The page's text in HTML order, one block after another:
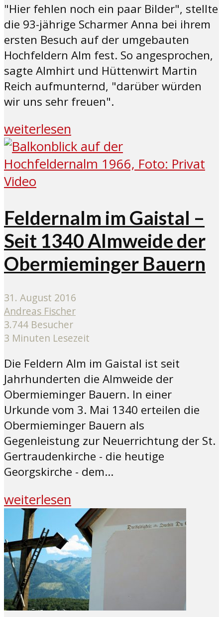
"Hier fehlen noch ein paar Bilder", stellte
die 93-jährige Scharmer Anna bei ihrem
ersten Besuch auf der umgebauten
Hochfeldern Alm fest. So angesprochen,
sagte Almhirt und Hüttenwirt Martin
Reich aufmunternd, "darüber würden
wir uns sehr freuen".
weiterlesen
Video
Feldernalm im Gaistal –
Seit 1340 Almweide der
Obermieminger Bauern
31. August 2016
Andreas Fischer
3.744 Besucher
3 Minuten Lesezeit
Die Feldern Alm im Gaistal ist seit
Jahrhunderten die Almweide der
Obermieminger Bauern. In einer
Urkunde vom 3. Mai 1340 erteilen die
Obermieminger Bauern als
Gegenleistung zur Neuerrichtung der St.
Gertraudenkirche - die heutige
Georgskirche - dem...
weiterlesen